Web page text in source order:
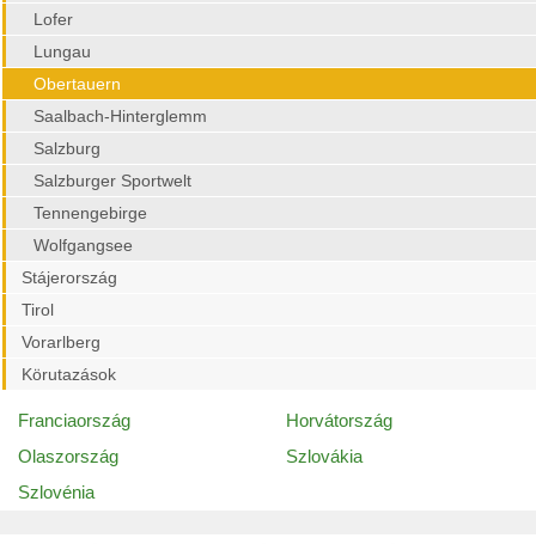
Lofer
Lungau
Obertauern
Saalbach-Hinterglemm
Salzburg
Salzburger Sportwelt
Tennengebirge
Wolfgangsee
Stájerország
Tirol
Vorarlberg
Körutazások
Franciaország
Horvátország
Olaszország
Szlovákia
Szlovénia